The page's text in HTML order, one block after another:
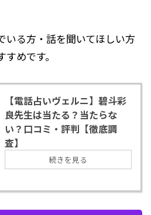
いる方・話を聞いてほしい方
めです。
【電話占いヴェルニ】碧斗彩
良先生は当たる？当たらな
い？口コミ・評判【徹底調
査】
続きを見る